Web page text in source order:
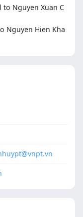
Nguyen Xuan C
Nguyen Hien Kha
huypt@vnpt.vn